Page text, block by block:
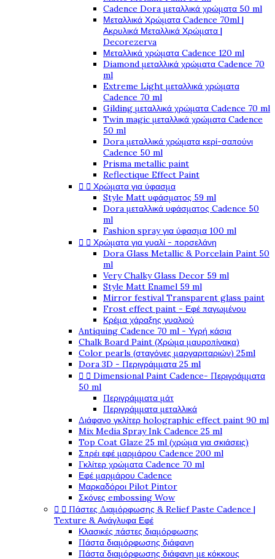
Cadence Dora μεταλλικά χρώματα 50 ml
Μεταλλικά Χρώματα Cadence 70ml |
Ακρυλικά Μεταλλικά Χρώματα |
Decorezerva
Μεταλλικά χρώματα Cadence 120 ml
Diamond μεταλλικά χρώματα Cadence 70
ml
Extreme Light μεταλλικά χρώματα
Cadence 70 ml
Gilding μεταλλικά χρώματα Cadence 70 ml
Twin magic μεταλλικά χρώματα Cadence
50 ml
Dora μεταλλικά χρώματα κερί-σαπούνι
Cadence 50 ml
Prisma metallic paint
Reflectique Effect Paint
  Χρώματα για ύφασμα
Style Matt υφάσματος 59 ml
Dora μεταλλικά υφάσματος Cadence 50
ml
Fashion spray για ύφασμα 100 ml
  Χρώματα για γυαλί - πορσελάνη
Dora Glass Metallic & Porcelain Paint 50
ml
Very Chalky Glass Decor 59 ml
Style Matt Enamel 59 ml
Mirror festival Transparent glass paint
Frost effect paint - Εφέ παγωμένου
Κρέμα χάραξης γυαλιού
Antiquing Cadence 70 ml - Υγρή κάσια
Chalk Board Paint (Χρώμα μαυροπίνακα)
Color pearls (σταγόνες μαργαριταριών) 25ml
Dora 3D - Περιγράμματα 25 ml
  Dimensional Paint Cadence- Περιγράμματα
50 ml
Περιγράμματα μάτ
Περιγράμματα μεταλλικά
Διάφανο γκλίτερ holographic effect paint 90 ml
Mix Media Spray Ink Cadence 25 ml
Top Coat Glaze 25 ml (χρώμα για σκιάσεις)
Σπρέι εφέ μαρμάρου Cadence 200 ml
Γκλίτερ χρώματα Cadence 70 ml
Εφέ μαρμάρου Cadence
Μαρκαδόροι Pilot Pintor
Σκόνες embossing Wow
  Πάστες Διαμόρφωσης & Relief Paste Cadence |
Texture & Ανάγλυφα Εφέ
Κλασικές πάστες διαμόρφωσης
Πάστα διαμόρφωσης διάφανη
Πάστα διαμόρφωσης διάφανη με κόκκους